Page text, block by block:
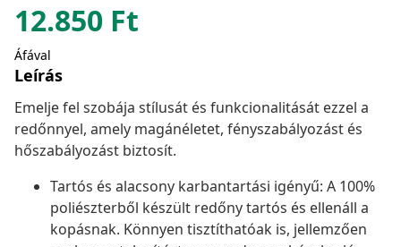
12.850 Ft
Áfával
Leírás
Emelje fel szobája stílusát és funkcionalitását ezzel a
redőnnyel, amely magánéletet, fényszabályozást és
hőszabályozást biztosít.
Tartós és alacsony karbantartási igényű: A 100%
poliészterből készült redőny tartós és ellenáll a
kopásnak. Könnyen tisztíthatóak is, jellemzően